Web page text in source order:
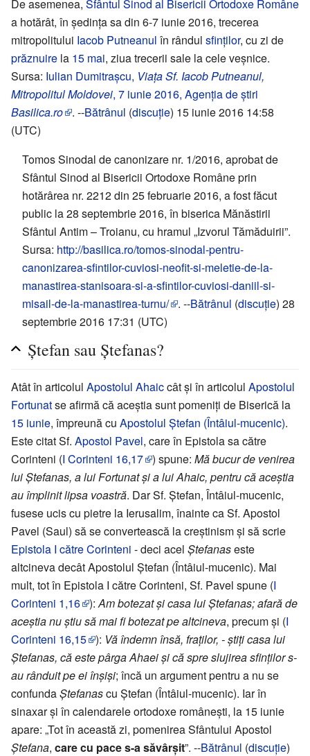
De asemenea, Sfântul Sinod al Bisericii Ortodoxe Române
a hotărât, în ședința sa din 6-7 iunie 2016, trecerea
mitropolitului Iacob Putneanul în rândul sfinților, cu zi de
prăznuire la 15 mai, ziua trecerii sale la cele veșnice.
Sursa: Iulian Dumitrașcu, Viața Sf. Iacob Putneanul,
Mitropolitul Moldovei, 7 iunie 2016, Agenția de știri
Basilica.ro
. --Bătrânul (discuție) 15 iunie 2016 14:58
(UTC)
Tomos Sinodal de canonizare nr. 1/2016, aprobat de
Sfântul Sinod al Bisericii Ortodoxe Române prin
hotărârea nr. 2212 din 25 februarie 2016, a fost făcut
public la 28 septembrie 2016, în biserica Mănăstirii
Sfântul Antim – Troianu, cu hramul „Izvorul Tămăduirii”.
Sursa: http://basilica.ro/tomos-sinodal-pentru-
canonizarea-sfintilor-cuviosi-neofit-si-meletie-de-la-
manastirea-stanisoara-si-a-sfintilor-cuviosi-daniil-si-
misail-de-la-manastirea-turnu/
. --Bătrânul (discuție) 28
septembrie 2016 17:31 (UTC)
Ștefan sau Ștefanas?
Atât în articolul Apostolul Ahaiccât și în articolul Apostolul
Fortunatse afirmă că aceștia sunt pomeniți de Biserică la
15 iunie, împreună cu Apostolul Ștefan (Întâiul-mucenic).
Este citat Sf. Apostol Pavel, care în Epistola sa către
Corinteni (I Corinteni 16,17 ) spune: Mă bucur de venirea
lui Ștefanas, a lui Fortunat și a lui Ahaic, pentru că aceștia
au împlinit lipsa voastră. Dar Sf. Ștefan, Întâiul-mucenic,
fusese ucis cu pietre la Ierusalim, înainte ca Sf. Apostol
Pavel (Saul) să se convertească la creștinism și să scrie
Epistola I către Corinteni - deci acel Ștefanaseste
altcineva decât Apostolul Ștefan (Întâiul-mucenic). Mai
mult, tot în Epistola I către Corinteni, Sf. Pavel spune (I
Corinteni 1,16 ): Am botezat și casa lui Ștefanas; afară de
aceștia nu știu să mai fi botezat pe altcineva, precum și (I
Corinteni 16,15 ): Vă îndemn însă, fraților, - știți casa lui
Ștefanas, că este pârga Ahaei și că spre slujirea sfinților s-
au rânduit pe ei înșiși; încă un argument pentru a nu se
confundaȘtefanascu Ștefan (Întâiul-mucenic). Iar în
sinaxar și în calendarele ortodoxe românești, la 15 iunie
apare: „Tot în această zi, pomenirea Sfântului Apostol
Ștefana, care cu pace s-a săvârșit”. --Bătrânul (discuție)